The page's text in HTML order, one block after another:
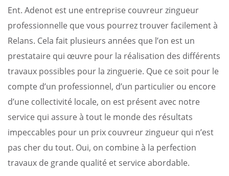
Ent. Adenot est une entreprise couvreur zingueur
professionnelle que vous pourrez trouver facilement à
Relans. Cela fait plusieurs années que l’on est un
prestataire qui œuvre pour la réalisation des différents
travaux possibles pour la zinguerie. Que ce soit pour le
compte d’un professionnel, d’un particulier ou encore
d’une collectivité locale, on est présent avec notre
service qui assure à tout le monde des résultats
impeccables pour un prix couvreur zingueur qui n’est
pas cher du tout. Oui, on combine à la perfection
travaux de grande qualité et service abordable.